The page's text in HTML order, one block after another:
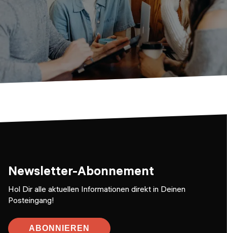
Newsletter-Abonnement
Hol Dir alle aktuellen Informationen direkt in Deinen
Posteingang!
ABONNIEREN